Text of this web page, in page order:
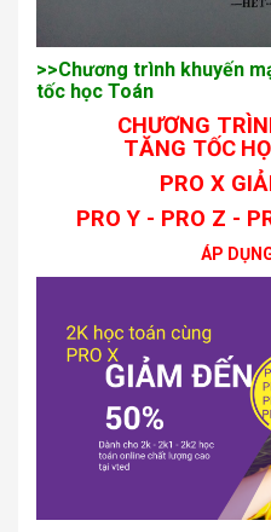
>>Chương trình khuyến
tốc học Toán
CHƯƠNG
TĂNG TỐC
PRO X
PRO Y - PRO Z -
ÁP